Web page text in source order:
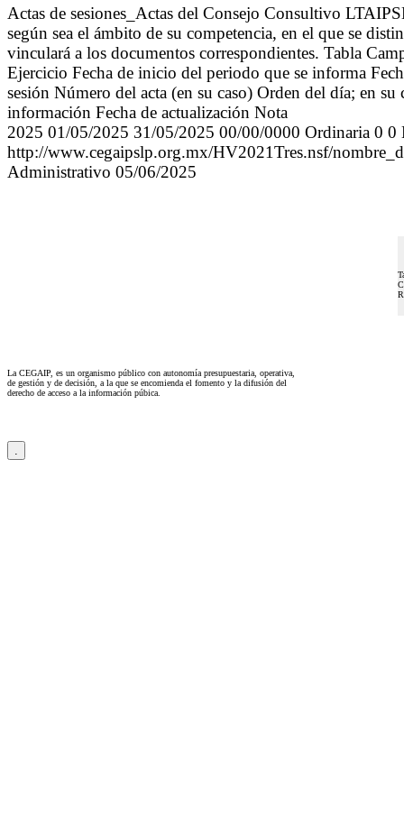
Actas de sesiones_Actas del Consejo Consultivo
según sea el ámbito de su competencia, en el que se
vinculará a los documentos correspondientes. Tabla
Ejercicio Fecha de inicio del periodo que se informa
sesión Número del acta (en su caso) Orden del día; en
información Fecha de actualización Nota
2025 01/05/2025 31/05/2025 00/00/0000 Ordinaria 0 0
http://www.cegaipslp.org.mx/HV2021Tres.nsf/
Administrativo 05/06/2025
La CEGAIP, es un organismo público con autonomía presupuestaria, operativa,
de gestión y de decisión, a la que se encomienda el fomento y la difusión del
derecho de acceso a la información púbica.